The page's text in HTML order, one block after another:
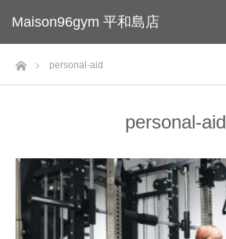
Maison96gym 平和島店
ホームpersonal-aid
personal-aid